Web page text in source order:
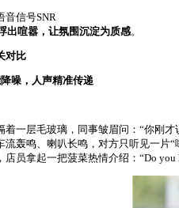
音信号SNR
出喧嚣，让氛围沉淀为质感。
对比
噪，人声精准传递
一层毛玻璃，同事皱眉问：“你刚才
流轰鸣、喇叭长鸣，对方只听见一片
店员拿起一把菠菜热情介绍：“Do